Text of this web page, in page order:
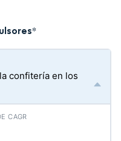
*
confitería en los